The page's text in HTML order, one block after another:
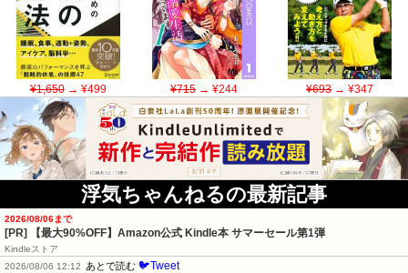
¥1,650→ ¥499 ¥715→ ¥244 ¥693→ ¥347
浮気ちゃんねるの最新記事
2026/08/06まで
[PR] 【最大90%OFF】Amazon公式 Kindle本 サマーセール第1弾
Kindleストア
2026/08/06 12:12
あとで読む 🐦Tweet